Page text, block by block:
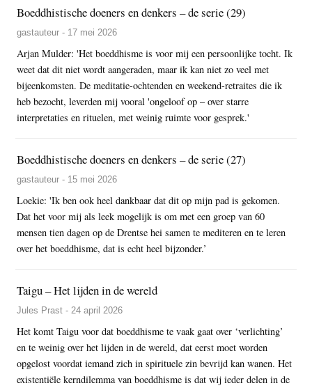
Boeddhistische doeners en denkers – de serie (29)
gastauteur - 17 mei 2026
Arjan Mulder: 'Het boeddhisme is voor mij een persoonlijke tocht. Ik
weet dat dit niet wordt aangeraden, maar ik kan niet zo veel met
bijeenkomsten. De meditatie-ochtenden en weekend-retraites die ik
heb bezocht, leverden mij vooral 'ongeloof op – over starre
interpretaties en rituelen, met weinig ruimte voor gesprek.'
Boeddhistische doeners en denkers – de serie (27)
gastauteur - 15 mei 2026
Loekie: 'Ik ben ook heel dankbaar dat dit op mijn pad is gekomen.
Dat het voor mij als leek mogelijk is om met een groep van 60
mensen tien dagen op de Drentse hei samen te mediteren en te leren
over het boeddhisme, dat is echt heel bijzonder.’
Taigu – Het lijden in de wereld
Jules Prast - 24 april 2026
Het komt Taigu voor dat boeddhisme te vaak gaat over ‘verlichting’
en te weinig over het lijden in de wereld, dat eerst moet worden
opgelost voordat iemand zich in spirituele zin bevrijd kan wanen. Het
existentiële kerndilemma van boeddhisme is dat wij ieder delen in de